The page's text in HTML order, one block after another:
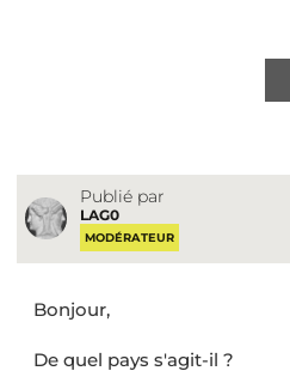
Publié par
LAG0
MODÉRATEUR
Bonjour,
De quel pays s'agit-il ?